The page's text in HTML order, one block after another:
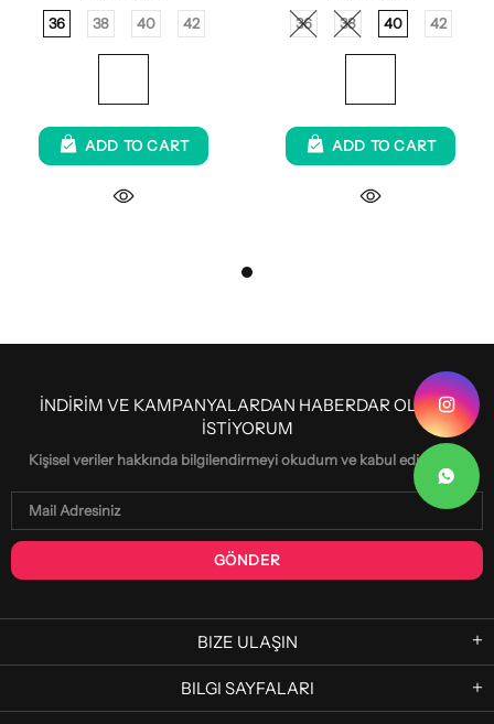
36 38 40 42
ADD TO CART
36 38 40 42
ADD TO CART
İNDİRİM VE KAMPANYALARDAN HABERDAR OLMAK
İSTİYORUM
Kişisel veriler hakkında bilgilendirmeyi okudum ve kabul ediyorum.
BIZE ULAŞIN
BILGI SAYFALARI